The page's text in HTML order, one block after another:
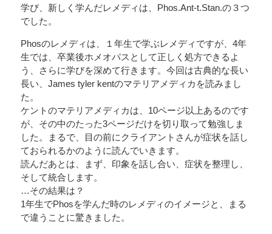
学び、新しく学んだレメディは、Phos.Ant-t.Stan.の３つ
でした。
Phosのレメディは、１年生で学ぶレメディですが、4年
生では、卒業後ホメオパスとして正しく処方できるよ
う、さらに学びを深めて行きます。今回は古典的な長い
長い、James tyler kentのマテリアメディカを読みまし
た。
ケントのマテリアメディカは、10ページ以上あるのです
が、その中のたった3ページだけを切り取って勉強しま
した。まるで、目の前にクライアントさんが症状を話し
ておられるかのように読んでいきます。
読んだあとは、まず、印象を話し合い、症状を整理し、
そして統合します。
…その結果は？
1年生でPhosを学んだ時のレメディのイメージと、まる
で違うことに驚きました。